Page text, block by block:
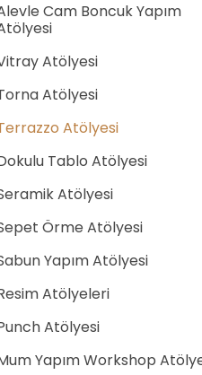
Cam Boncuk Yapım
Atölyesi
Atölyesi
Atölyesi
Tablo Atölyesi
Atölyesi
Örme Atölyesi
Yapım Atölyesi
Atölyeleri
Atölyesi
Yapım Workshop